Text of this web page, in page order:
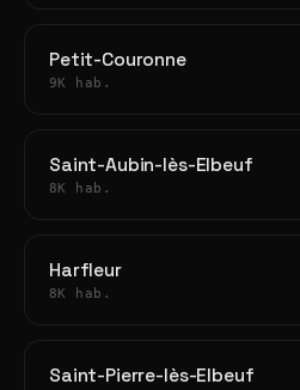
Petit-Couronne
9K hab.
Saint-Aubin-lès-Elbeuf
8K hab.
Harfleur
8K hab.
Saint-Pierre-lès-Elbeuf